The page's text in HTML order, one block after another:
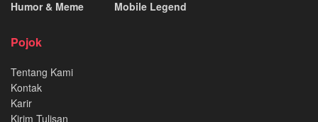
Humor & Meme
Mobile Legend
Pojok
Tentang Kami
Kontak
Karir
Kirim Tulisan